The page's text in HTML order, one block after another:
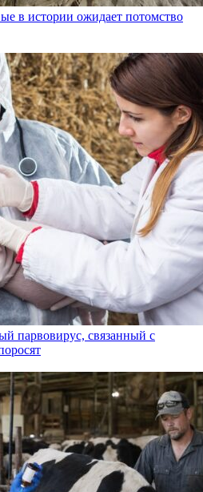
в истории ожидает потомство
парвовирус, связанный с